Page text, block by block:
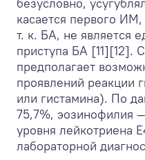
касается первого
т. к. БА, не является
приступа БА [11][12].
предполагает
проявлений реакции
или гистамина). По
75,7%, эозинофилия
уровня лейкотриена
лабораторной